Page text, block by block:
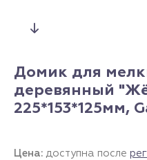
Домик для
деревянный
225*153*125мм,
Цена: доступна после